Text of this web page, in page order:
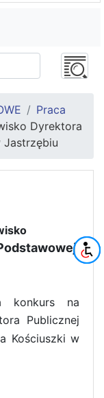
Praca
Dyrektora
Jastrzębiu
konkurs na
Publicznej
Kościuszki w